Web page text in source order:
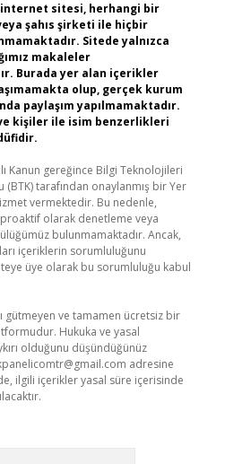
internet sitesi, herhangi bir
şahıs şirketi ile hiçbir
Sitede yalnızca
makaleler
Burada yer alan içerikler
olup, gerçek kurum
paylaşım yapılmamaktadır.
kişiler ile isim benzerlikleri
Kanun gereğince Bilgi Teknolojileri
(BTK) tarafından onaylanmış bir Yer
vermektedir. Bu nedenle,
olarak denetleme veya
bulunmamaktadır. Ancak,
içeriklerin sorumluluğunu
üye olarak bu sorumluluğu kabul
gütmeyen ve tamamen ücretsiz bir
Hukuka ve yasal
olduğunu düşündüğünüz
adresine
ilgili içerikler yasal süre içerisinde